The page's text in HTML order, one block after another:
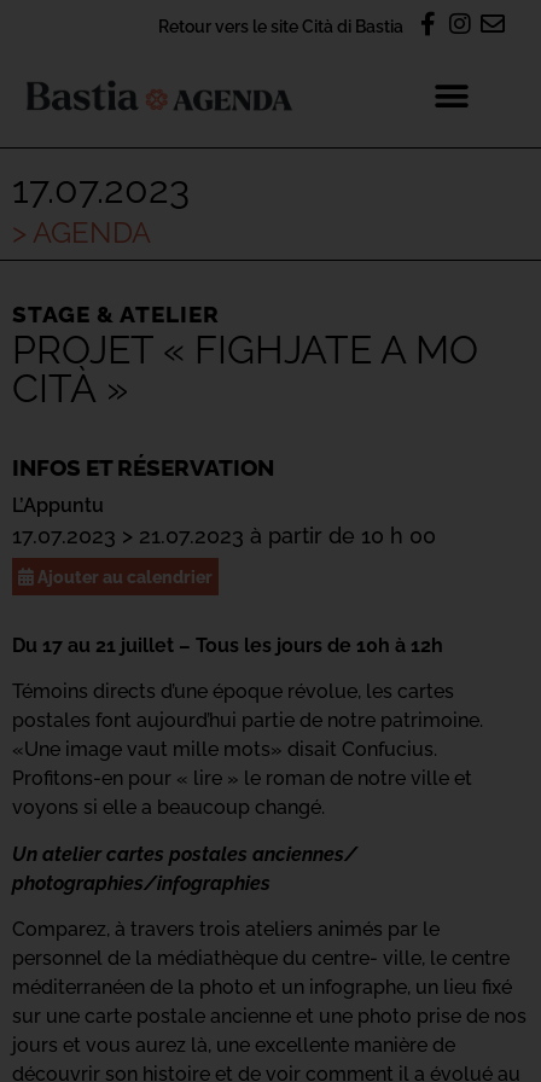
Retour vers le site Cità di Bastia
17.07.2023
> AGENDA
STAGE & ATELIER
PROJET « FIGHJATE A MO
CITÀ »
INFOS ET RÉSERVATION
L’Appuntu
17.07.2023 > 21.07.2023 à partir de 10 h 00
Ajouter au calendrier
Du 17 au 21 juillet – Tous les jours de 10h à 12h
Témoins directs d’une époque révolue, les cartes
postales font aujourd’hui partie de notre patrimoine.
«Une image vaut mille mots» disait Confucius.
Profitons-en pour « lire » le roman de notre ville et
voyons si elle a beaucoup changé.
Un atelier cartes postales anciennes/
photographies/infographies
Comparez, à travers trois ateliers animés par le
personnel de la médiathèque du centre- ville, le centre
méditerranéen de la photo et un infographe, un lieu fixé
sur une carte postale ancienne et une photo prise de nos
jours et vous aurez là, une excellente manière de
découvrir son histoire et de voir comment il a évolué au